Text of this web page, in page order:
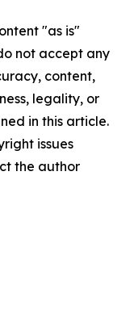
"as is"
not accept any
content,
legality, or
in this article.
issues
the author